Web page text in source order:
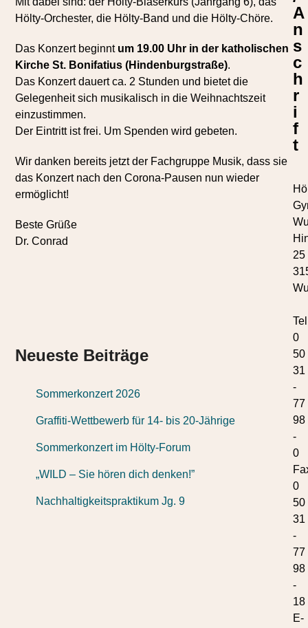
Hölty-Orchester, die Hölty-Band und die Hölty-Chöre.
Das Konzert beginnt um 19.00 Uhr in der katholischen
Kirche St. Bonifatius (Hindenburgstraße).
Das Konzert dauert ca. 2 Stunden und bietet die
Gelegenheit sich musikalisch in die Weihnachtszeit
einzustimmen.
Der Eintritt ist frei. Um Spenden wird gebeten.
Wir danken bereits jetzt der Fachgruppe Musik, dass sie
das Konzert nach den Corona-Pausen nun wieder
ermöglicht!
Beste Grüße
Dr. Conrad
Neueste Beiträge
Sommerkonzert 2026
Graffiti-Wettbewerb für 14- bis 20-Jährige
Sommerkonzert im Hölty-Forum
„WILD – Sie hören dich denken!”
Nachhaltigkeitspraktikum Jg. 9
A
n
s
c
h
r
i
f
t
25
0
50
31
-
77
98
-
0
0
50
31
-
77
98
-
18
E-